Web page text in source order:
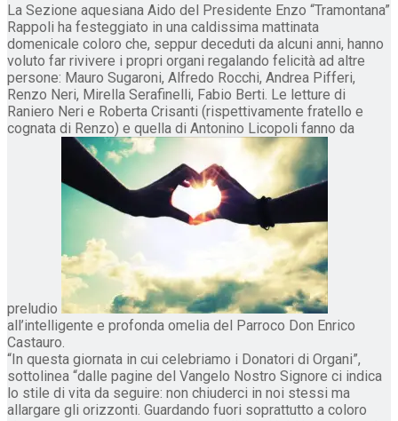
La Sezione aquesiana Aido del Presidente Enzo “Tramontana”
Rappoli ha festeggiato in una caldissima mattinata
domenicale coloro che, seppur deceduti da alcuni anni, hanno
voluto far rivivere i propri organi regalando felicità ad altre
persone: Mauro Sugaroni, Alfredo Rocchi, Andrea Pifferi,
Renzo Neri, Mirella Serafinelli, Fabio Berti. Le letture di
Raniero Neri e Roberta Crisanti (rispettivamente fratello e
cognata di Renzo) e quella di Antonino Licopoli fanno da
preludio
all’intelligente e profonda omelia del Parroco Don Enrico
Castauro.
“In questa giornata in cui celebriamo i Donatori di Organi”,
sottolinea “dalle pagine del Vangelo Nostro Signore ci indica
lo stile di vita da seguire: non chiuderci in noi stessi ma
allargare gli orizzonti. Guardando fuori soprattutto a coloro